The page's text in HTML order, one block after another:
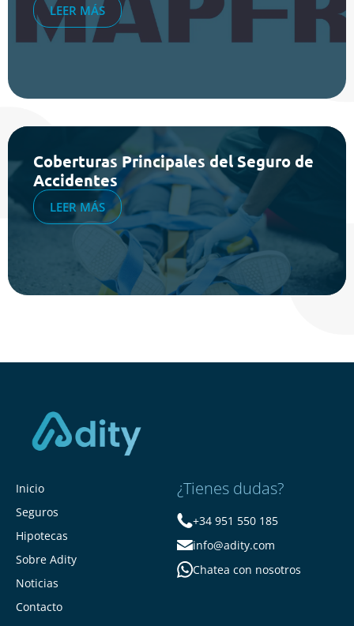
LEER MÁS
Coberturas Principales del Seguro de
Accidentes
LEER MÁS
Inicio
Seguros
Hipotecas
Sobre Adity
Noticias
Contacto
¿Tienes dudas?
+34 951 550 185
info@adity.com
Chatea con nosotros